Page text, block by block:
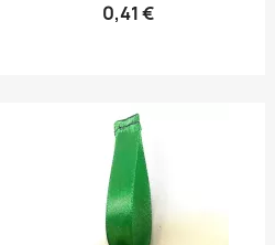
0,41 €